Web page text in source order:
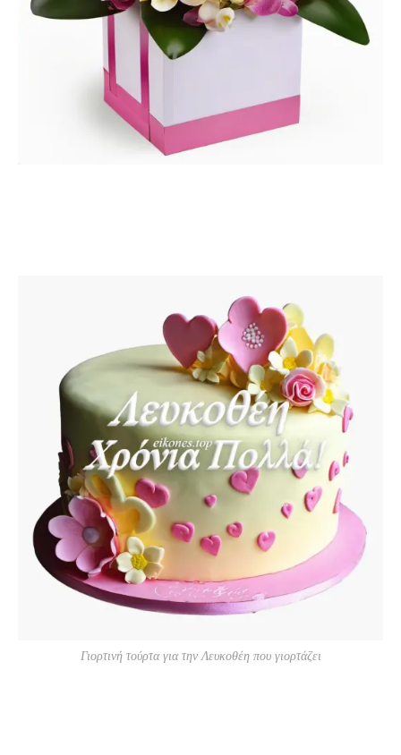
Γιορτινή τούρτα για την Λευκοθέη που γιορτάζει